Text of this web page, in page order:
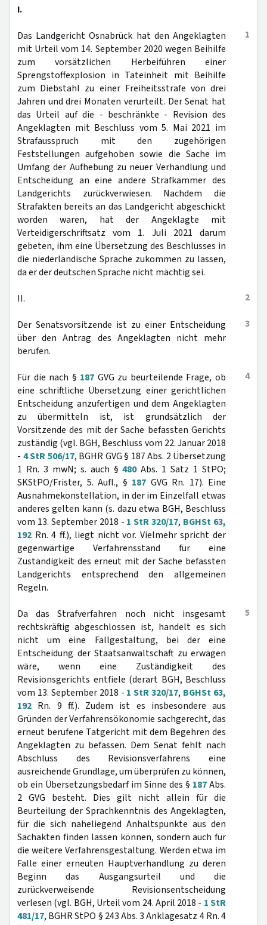
I.
1
Das Landgericht Osnabrück hat den Angeklagten
mit Urteil vom 14. September 2020 wegen Beihilfe
zum vorsätzlichen Herbeiführen einer
Sprengstoffexplosion in Tateinheit mit Beihilfe
zum Diebstahl zu einer Freiheitsstrafe von drei
Jahren und drei Monaten verurteilt. Der Senat hat
das Urteil auf die - beschränkte - Revision des
Angeklagten mit Beschluss vom 5. Mai 2021 im
Strafausspruch mit den zugehörigen
Feststellungen aufgehoben sowie die Sache im
Umfang der Aufhebung zu neuer Verhandlung und
Entscheidung an eine andere Strafkammer des
Landgerichts zurückverwiesen. Nachdem die
Strafakten bereits an das Landgericht abgeschickt
worden waren, hat der Angeklagte mit
Verteidigerschriftsatz vom 1. Juli 2021 darum
gebeten, ihm eine Übersetzung des Beschlusses in
die niederländische Sprache zukommen zu lassen,
da er der deutschen Sprache nicht mächtig sei.
2
II.
3
Der Senatsvorsitzende ist zu einer Entscheidung
über den Antrag des Angeklagten nicht mehr
berufen.
4
Für die nach § 187 GVG zu beurteilende Frage, ob
eine schriftliche Übersetzung einer gerichtlichen
Entscheidung anzufertigen und dem Angeklagten
zu übermitteln ist, ist grundsätzlich der
Vorsitzende des mit der Sache befassten Gerichts
zuständig (vgl. BGH, Beschluss vom 22. Januar 2018
- 4 StR 506/17, BGHR GVG § 187 Abs. 2 Übersetzung
1 Rn. 3 mwN; s. auch §480Abs. 1 Satz 1 StPO;
SKStPO/Frister, 5. Aufl., § 187 GVG Rn. 17). Eine
Ausnahmekonstellation, in der im Einzelfall etwas
anderes gelten kann (s. dazu etwa BGH, Beschluss
vom 13. September 2018 - 1 StR 320/17, BGHSt 63,
192 Rn. 4 ff.), liegt nicht vor. Vielmehr spricht der
gegenwärtige Verfahrensstand für eine
Zuständigkeit des erneut mit der Sache befassten
Landgerichts entsprechend den allgemeinen
Regeln.
5
Da das Strafverfahren noch nicht insgesamt
rechtskräftig abgeschlossen ist, handelt es sich
nicht um eine Fallgestaltung, bei der eine
Entscheidung der Staatsanwaltschaft zu erwägen
wäre, wenn eine Zuständigkeit des
Revisionsgerichts entfiele (derart BGH, Beschluss
vom 13. September 2018 - 1 StR 320/17, BGHSt 63,
192 Rn. 9 ff.). Zudem ist es insbesondere aus
Gründen der Verfahrensökonomie sachgerecht, das
erneut berufene Tatgericht mit dem Begehren des
Angeklagten zu befassen. Dem Senat fehlt nach
Abschluss des Revisionsverfahrens eine
ausreichende Grundlage, um überprüfen zu können,
ob ein Übersetzungsbedarf im Sinne des § 187Abs.
2 GVG besteht. Dies gilt nicht allein für die
Beurteilung der Sprachkenntnis des Angeklagten,
für die sich naheliegend Anhaltspunkte aus den
Sachakten finden lassen können, sondern auch für
die weitere Verfahrensgestaltung. Werden etwa im
Falle einer erneuten Hauptverhandlung zu deren
Beginn das Ausgangsurteil und die
zurückverweisende Revisionsentscheidung
verlesen (vgl. BGH, Urteil vom 24. April 2018 - 1 StR
481/17, BGHR StPO § 243 Abs. 3 Anklagesatz 4 Rn. 4